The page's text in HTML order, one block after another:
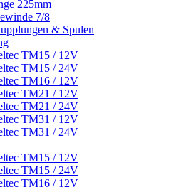
225mm
7/8
& Spulen
TM15 / 12V
TM15 / 24V
TM16 / 12V
TM21 / 12V
TM21 / 24V
TM31 / 12V
TM31 / 24V
TM15 / 12V
TM15 / 24V
TM16 / 12V